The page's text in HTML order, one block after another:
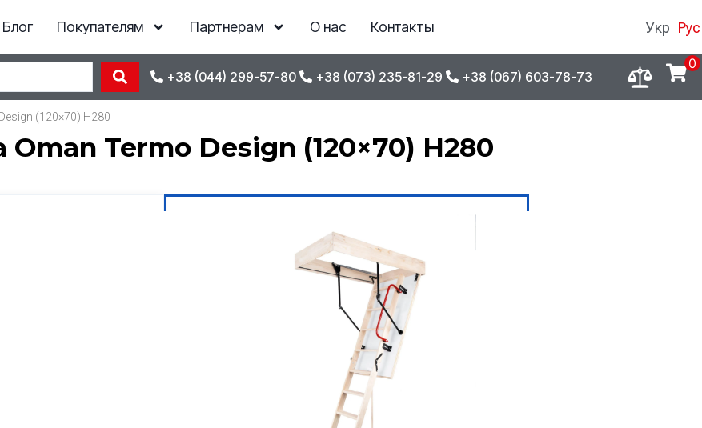
Блог Покупателям Партнерам О нас Контакты Укр Рус
+38 (044) 299-57-80 +38 (073) 235-81-29 +38 (067) 603-78-73
0
(120×70) H280
Termo Design (120×70) H280
КУПИТЬ НА EPICENTRK.UA